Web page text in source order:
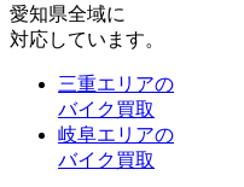
愛知県全域に
対応しています。
三重エリアの
バイク買取
岐阜エリアの
バイク買取